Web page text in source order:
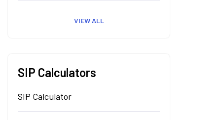
VIEW ALL
SIP Calculators
SIP Calculator